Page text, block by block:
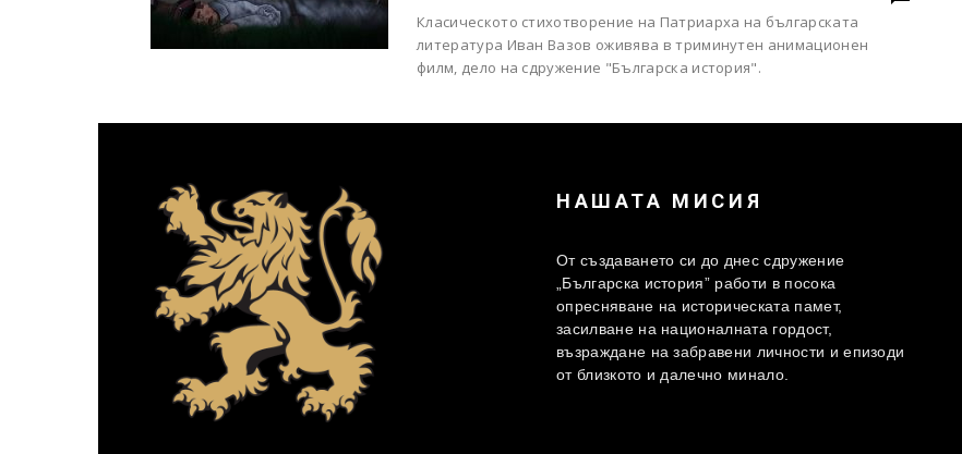
Класическото стихотворение на Патриарха на българската
литература Иван Вазов оживява в триминутен анимационен
филм, дело на сдружение "Българска история".
НАШАТА МИСИЯ
От създаването си до днес сдружение
„Българска история” работи в посока
опресняване на историческата памет,
засилване на националната гордост,
възраждане на забравени личности и епизоди
от близкото и далечно минало.